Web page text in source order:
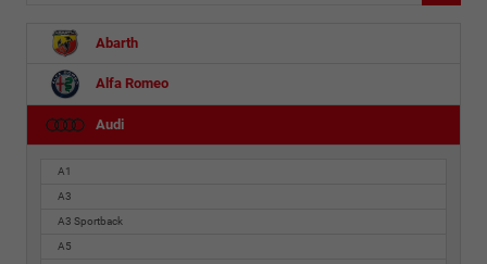
Abarth
Alfa Romeo
Audi
A1
A3
A3 Sportback
A5